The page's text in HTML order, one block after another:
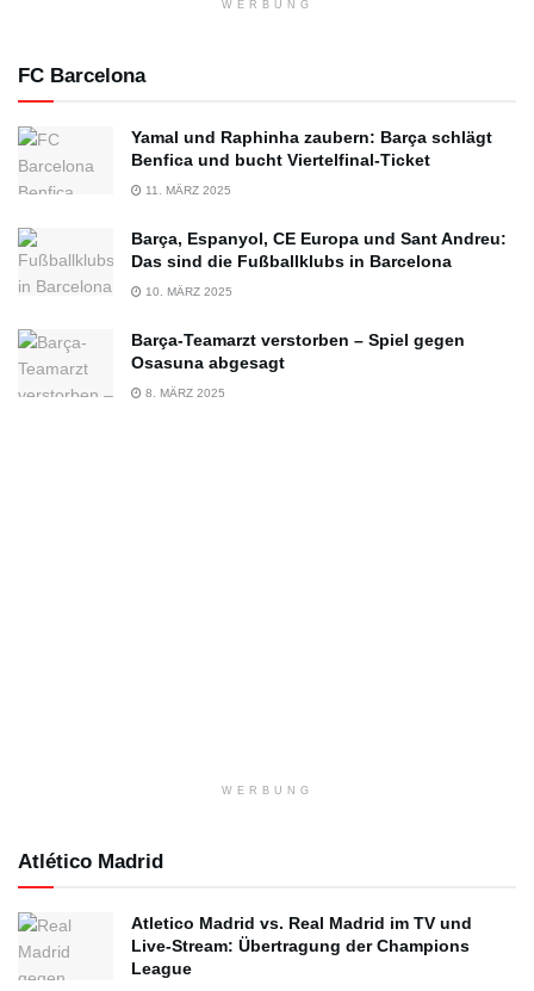
WERBUNG
FC Barcelona
Yamal und Raphinha zaubern: Barça schlägt
Benfica und bucht Viertelfinal-Ticket
11. MÄRZ 2025
Barça, Espanyol, CE Europa und Sant Andreu:
Das sind die Fußballklubs in Barcelona
10. MÄRZ 2025
Barça-Teamarzt verstorben – Spiel gegen
Osasuna abgesagt
8. MÄRZ 2025
WERBUNG
Atlético Madrid
Atletico Madrid vs. Real Madrid im TV und
Live-Stream: Übertragung der Champions
League